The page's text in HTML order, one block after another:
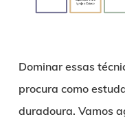
Dominar essas
procura como
duradoura. Vamos